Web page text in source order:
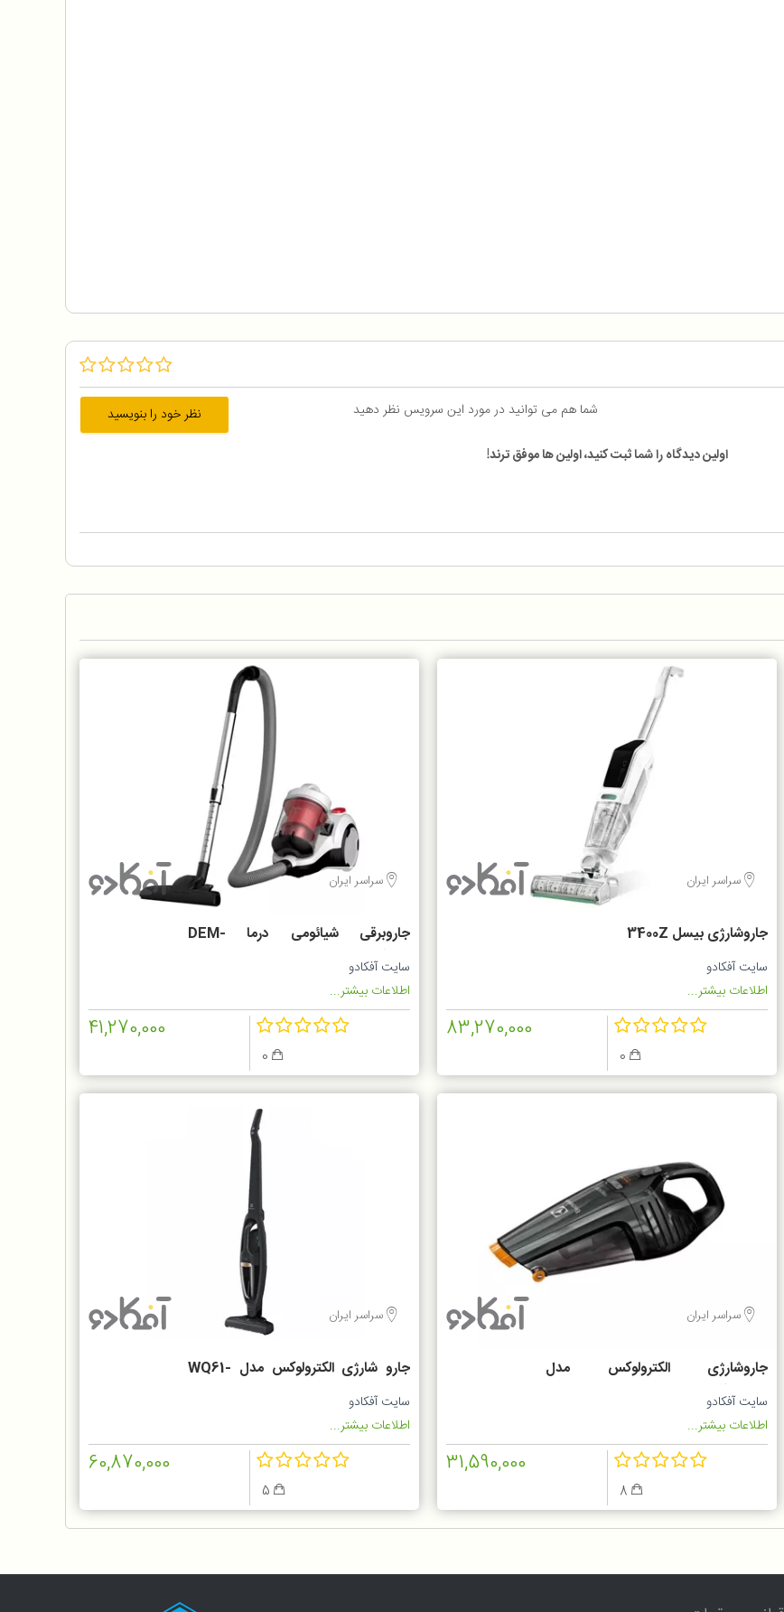
شما هم می توانید در مورد این سرویس نظر دهید
نظر خود را بنویسید
اولین دیدگاه را شما ثبت کنید، اولین ها موفق ترند!
سراسر ایران
جاروشارژی بیسل 3400Z
سایت آفکادو
اطلاعات بیشتر...
83,270,000
سراسر ایران
جاروبرقی شیائومی درما DEM-
TJ301W
سایت آفکادو
اطلاعات بیشتر...
41,270,000
سراسر ایران
جاروشارژی الکترولوکس مدل
ZB6214IGM
سایت آفکادو
اطلاعات بیشتر...
31,590,000
سراسر ایران
جارو شارژی الکترولوکس مدل WQ61-
1OGG
سایت آفکادو
اطلاعات بیشتر...
60,870,000